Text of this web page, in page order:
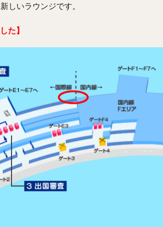
しいラウンジです。
た】